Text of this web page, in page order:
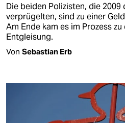
Die beiden Polizisten, die 2009
verprügelten, sind zu einer
Am Ende kam es im Prozess
Entgleisung.
Von Sebastian Erb